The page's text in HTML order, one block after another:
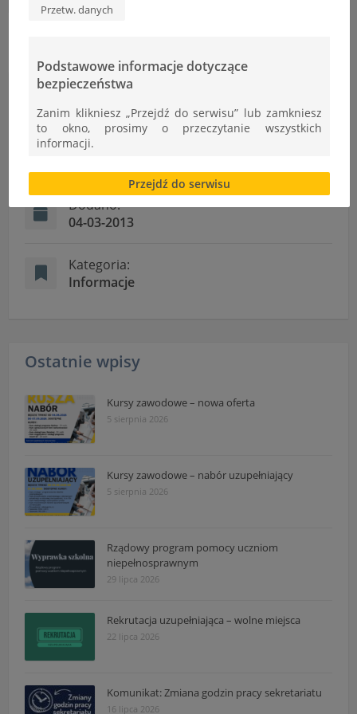
Informacje
Autor:
Dodano:
04-03-2013
Kategoria:
Informacje
Ostatnie wpisy
Kursy zawodowe – nowa oferta
5 sierpnia 2026
Kursy zawodowe – nabór uzupełniający
5 sierpnia 2026
Rządowy program pomocy uczniom
niepełnosprawnym
29 lipca 2026
Rekrutacja uzupełniająca – wolne miejsca
22 lipca 2026
Komunikat: Zmiana godzin pracy sekretariatu
16 lipca 2026
Przetw. danych
Podstawowe informacje dotyczące
bezpieczeństwa
Zanim klikniesz „Przejdź do serwisu” lub zamkniesz
to okno, prosimy o przeczytanie wszystkich
informacji.
Brak zgody bądź ograniczenie funkcjonalności plików
cookies lub local storage, może utrudnić lub
uniemożliwić korzystanie z Serwisu.
Informacje dotyczące polityki prywatności oraz
czas w sekcji
"Nasza szkoła" > "Bezpieczeństwo"
Przejdź do serwisu